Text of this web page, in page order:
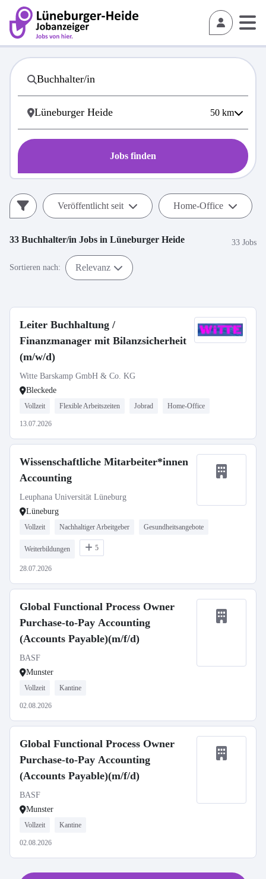
50 km
Jobs finden
Veröffentlicht seit Home-Office
33 Buchhalter/in Jobs in Lüneburger Heide 33 Jobs
Sortieren nach: Relevanz
Leiter Buchhaltung /
Finanzmanager mit Bilanzsicherheit
(m/w/d)
Witte Barskamp GmbH & Co. KG
Bleckede
Vollzeit Flexible Arbeitszeiten Jobrad Home-Office
13.07.2026
Wissenschaftliche Mitarbeiter*innen
Accounting
Leuphana Universität Lüneburg
Lüneburg
Vollzeit Nachhaltiger Arbeitgeber Gesundheitsangebote
Weiterbildungen 5
28.07.2026
Global Functional Process Owner
Purchase-to-Pay Accounting
(Accounts Payable)(m/f/d)
BASF
Munster
Vollzeit Kantine
02.08.2026
Global Functional Process Owner
Purchase-to-Pay Accounting
(Accounts Payable)(m/f/d)
BASF
Munster
Vollzeit Kantine
02.08.2026